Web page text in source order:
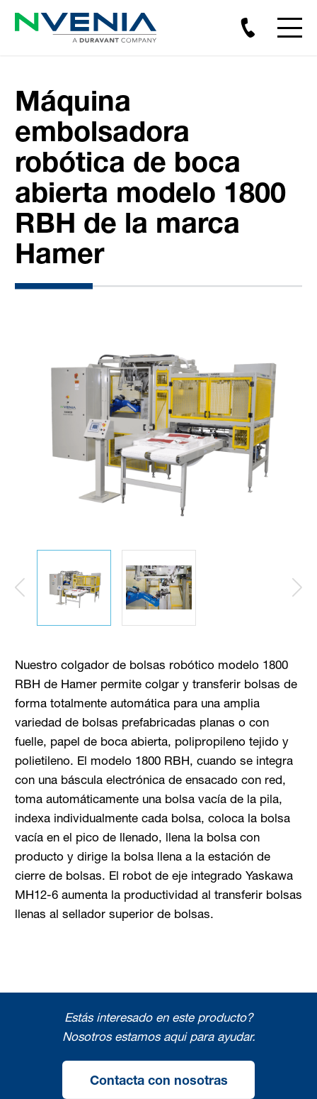
Máquina
embolsadora
robótica de boca
abierta modelo 1800
RBH de la marca
Hamer
Nuestro colgador de bolsas robótico modelo 1800
RBH de Hamer permite colgar y transferir bolsas de
forma totalmente automática para una amplia
variedad de bolsas prefabricadas planas o con
fuelle, papel de boca abierta, polipropileno tejido y
polietileno. El modelo 1800 RBH, cuando se integra
con una báscula electrónica de ensacado con red,
toma automáticamente una bolsa vacía de la pila,
indexa individualmente cada bolsa, coloca la bolsa
vacía en el pico de llenado, llena la bolsa con
producto y dirige la bolsa llena a la estación de
cierre de bolsas. El robot de eje integrado Yaskawa
MH12-6 aumenta la productividad al transferir bolsas
llenas al sellador superior de bolsas.
Estás interesado en este producto?
Nosotros estamos aqui para ayudar.
Contacta con nosotras